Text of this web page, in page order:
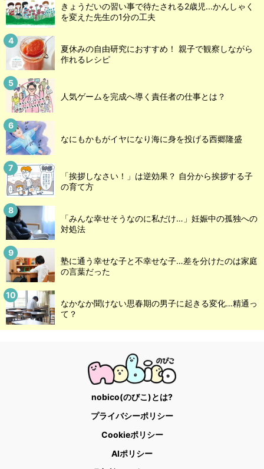
きょうだいの習い事で待たされる2歳児...かんしゃく
を変えた先生の1分の工夫
夏休みの自由研究におすすめ！ 親子で観察しながら
作れるレシピ
人気ゲームを完成へ導く責任者の仕事とは？
なにもかもがイヤになり海に身を投げる西郷隆盛
「挨拶しなさい！」は逆効果？ 自分から挨拶する子
の育て方
「みんな幸せそうなのに私だけ…」妊娠中の孤独への
対処法
塾に通う幸せな子と不幸せな子…差を分けたのは家庭
の言葉だった
なかなか聞けない思春期の男子に起きる変化…精通っ
て？
nobico(のびこ)とは?
プライバシーポリシー
Cookieポリシー
AIポリシー